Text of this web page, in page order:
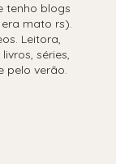
tenho blogs
mato rs).
Leitora,
séries,
pelo verão.